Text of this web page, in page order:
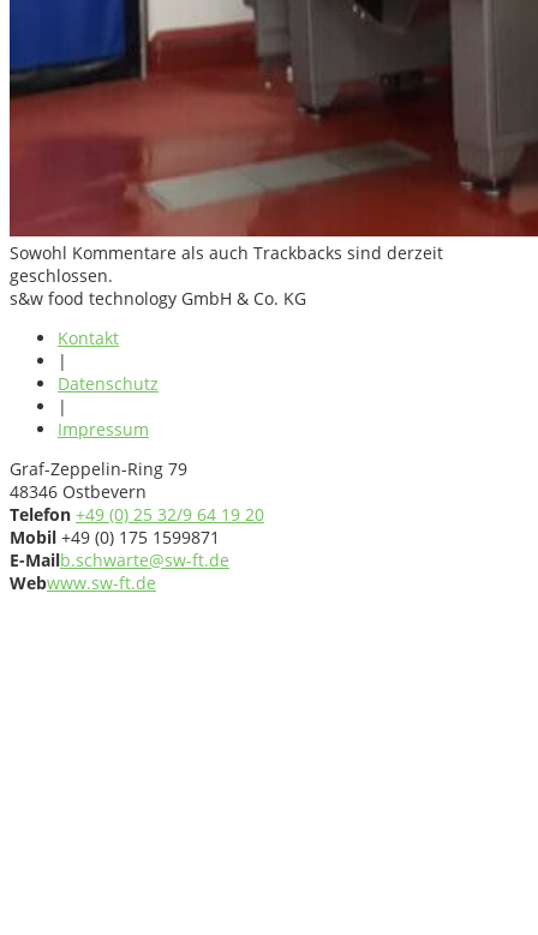
Sowohl Kommentare als auch Trackbacks sind derzeit
geschlossen.
s&w food technology GmbH & Co. KG
Kontakt
|
Datenschutz
|
Impressum
Graf-Zeppelin-Ring 79
48346 Ostbevern
Telefon +49 (0) 25 32/9 64 19 20
Mobil +49 (0) 175 1599871
E-Mailb.schwarte@sw-ft.de
Webwww.sw-ft.de